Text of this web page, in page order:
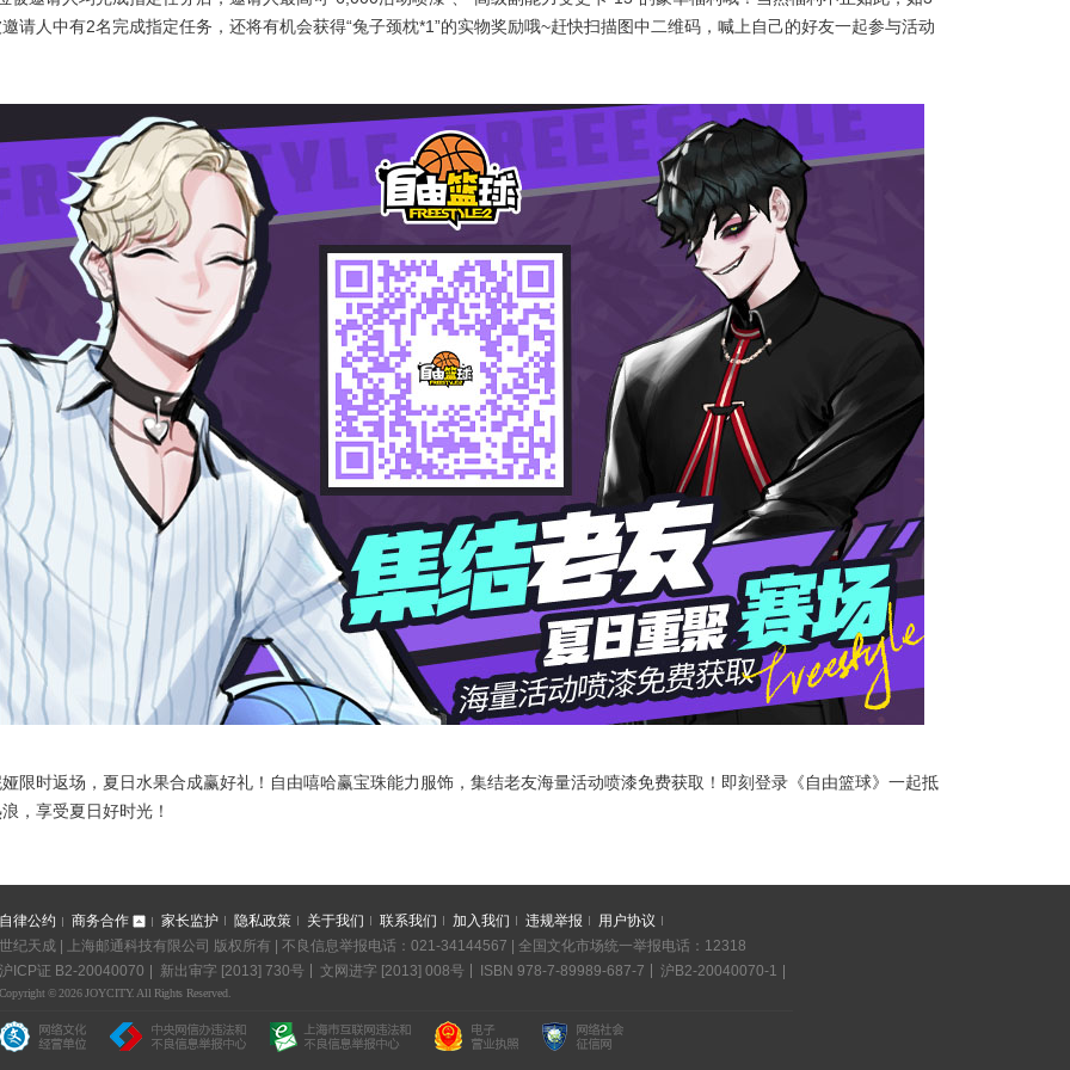
请人中有2名完成指定任务，还将有机会获得“兔子颈枕*1”的实物奖励哦~赶快扫描图中二维码，喊上自己的好友一起参与活动
限时返场，夏日水果合成赢好礼！自由嘻哈赢宝珠能力服饰，集结老友海量活动喷漆免费获取！即刻登录《自由篮球》一起抵
，享受夏日好时光！
律公约 家长监护 隐私政策 关于我们 联系我们 加入我们 违规举报 用户协议
商务合作
纪天成 | 上海邮通科技有限公司 版权所有 | 不良信息举报电话：021-34144567 | 全国文化市场统一举报电话：12318
ICP证 B2-20040070
新出审字 [2013] 730号 文网进字 [2013] 008号 ISBN 978-7-89989-687-7 沪B2-20040070-1
© 2026 JOYCITY. All Rights Reserved.